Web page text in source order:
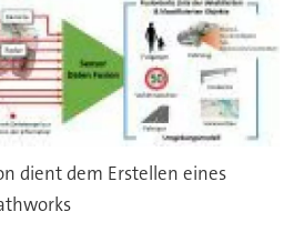
dient dem Erstellen eines